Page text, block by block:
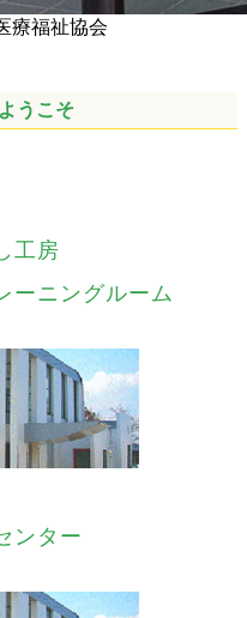
うこそ
工房
ーニングルーム
ンター